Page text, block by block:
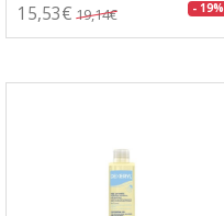
15,53€ 19,14€ - 19%